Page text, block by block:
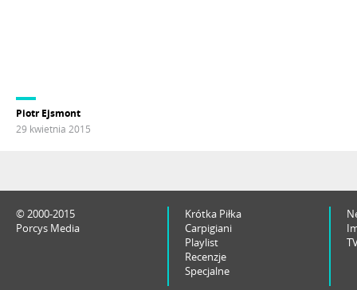
Piotr Ejsmont
29 kwietnia 2015
© 2000-2015
Porcys Media
Krótka Piłka
Carpigiani
Playlist
Recenzje
Specjalne